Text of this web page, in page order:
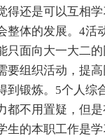
得还是可以互相学
整体的发展。4活
只面向大一大二
要组织活动，提
到锻炼。5个人综
都不用置疑，但
生的本职工作是